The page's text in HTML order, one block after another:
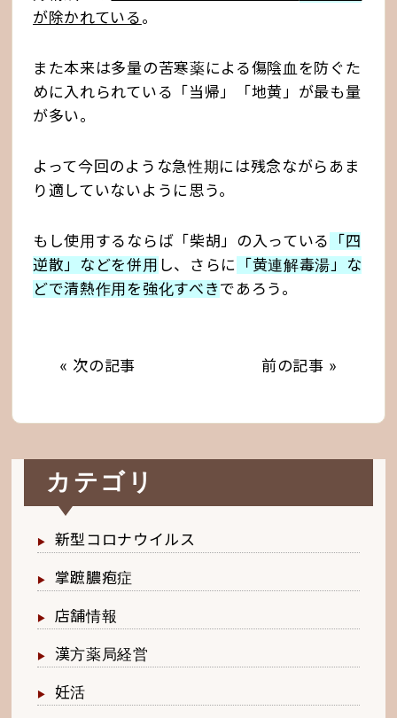
が除かれている 。
また本来は多量の苦寒薬による傷陰血を防ぐた
めに入れられている「当帰」「地黄」が最も量
が多い。
よって今回のような急性期には残念ながらあま
り適していないように思う。
もし使用するならば「柴胡」の入っている
「四
逆散」などを併用 し、さらに
「黄連解毒湯」な
どで清熱作用を強化すべきであろう。
« 次の記事 前の記事 »
カテゴリ
新型コロナウイルス
掌蹠膿疱症
店舗情報
漢方薬局経営
妊活